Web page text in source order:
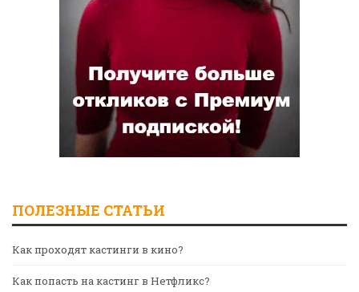
ПОЛЕЗНЫЕ СТАТЬИ
Как проходят кастинги в кино?
Как попасть на кастинг в Нетфликс?